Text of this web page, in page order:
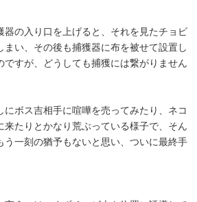
器の入り口を上げると、それを見たチョビ
まい、その後も捕獲器に布を被せて設置し
ですが、どうしても捕獲には繋がりません
にボス吉相手に喧嘩を売ってみたり、ネコ
来たりとかなり荒ぶっている様子で、そん
う一刻の猶予もないと思い、ついに最終手